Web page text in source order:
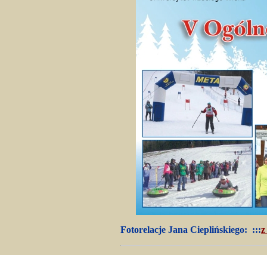
Fotorelacje Jana Cieplińskiego: :::z